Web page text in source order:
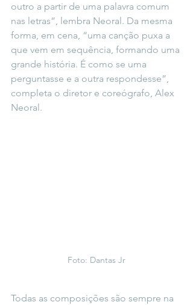
outro a partir de uma palavra comum
nas letras”, lembra Neoral. Da mesma
forma, em cena, “uma canção puxa a
que vem em sequência, formando uma
grande história. É como se uma
perguntasse e a outra respondesse”,
completa o diretor e coreógrafo, Alex
Neoral.
Foto: Dantas Jr
Todas as composições são sempre na